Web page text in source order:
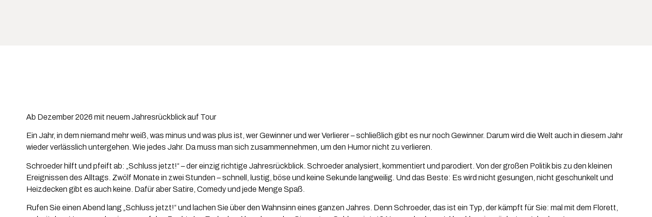
Ab Dezember 2026 mit neuem Jahresrückblick auf Tour
Ein Jahr, in dem niemand mehr weiß, was minus und was plus ist, wer Gewinner und wer Verlierer – schließlich gibt es nur noch Gewinner. Darum wird die Welt auch in diesem Jahr
wieder verlässlich untergehen. Wie jedes Jahr. Da muss man sich zusammennehmen, um den Humor nicht zu verlieren.
Schroeder hilft und pfeift ab: „Schluss jetzt!“ – der einzig richtige Jahresrückblick. Schroeder analysiert, kommentiert und parodiert. Von der großen Politik bis zu den kleinen
Ereignissen des Alltags. Zwölf Monate in zwei Stunden – schnell, lustig, böse und keine Sekunde langweilig. Und das Beste: Es wird nicht gesungen, nicht geschunkelt und
Heizdecken gibt es auch keine. Dafür aber Satire, Comedy und jede Menge Spaß.
Rufen Sie einen Abend lang „Schluss jetzt!“ und lachen Sie über den Wahnsinn eines ganzen Jahres. Denn Schroeder, das ist ein Typ, der kämpft für Sie: mal mit dem Florett,